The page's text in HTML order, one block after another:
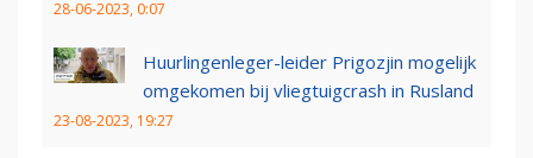
28-06-2023, 0:07
Huurlingenleger-leider Prigozjin mogelijk
omgekomen bij vliegtuigcrash in Rusland
23-08-2023, 19:27